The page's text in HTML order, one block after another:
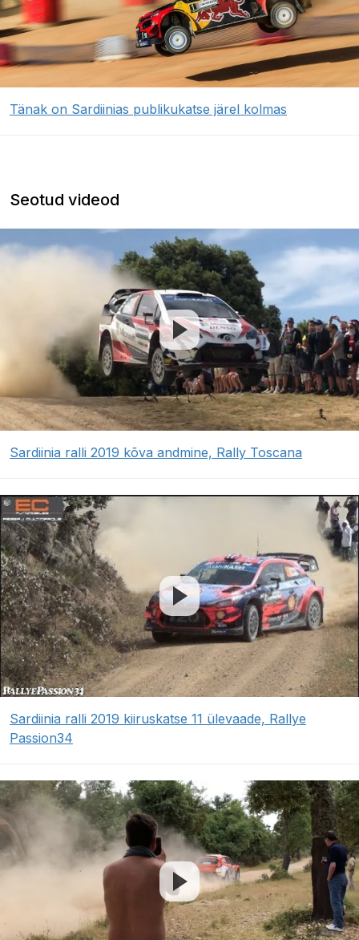
Tänak on Sardiinias publikukatse järel kolmas
Seotud videod
Sardiinia ralli 2019 kõva andmine, Rally Toscana
Sardiinia ralli 2019 kiiruskatse 11 ülevaade, Rallye
Passion34